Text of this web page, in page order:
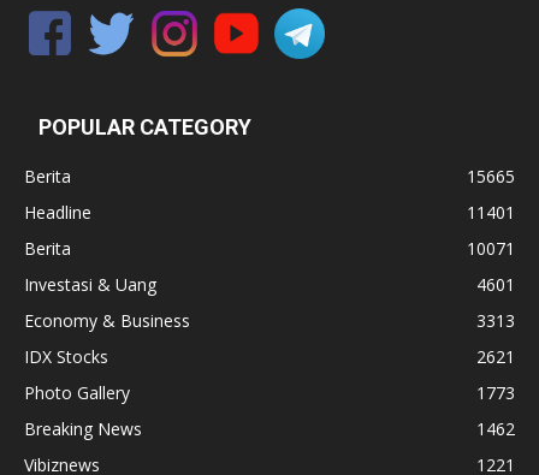
POPULAR CATEGORY
Berita
15665
Headline
11401
Berita
10071
Investasi & Uang
4601
Economy & Business
3313
IDX Stocks
2621
Photo Gallery
1773
Breaking News
1462
Vibiznews
1221